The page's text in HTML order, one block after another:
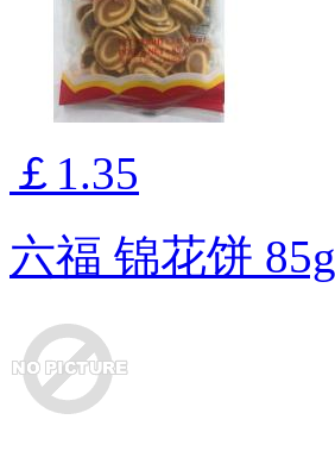
￡1.35
六福 锦花饼 85g